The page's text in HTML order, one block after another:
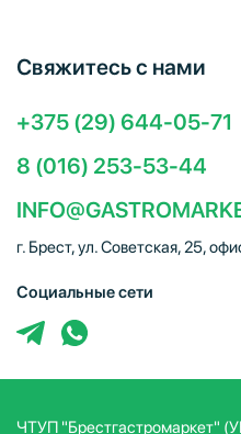
Свяжитесь с нами
+375 (29) 644-05-71
8 (016) 253-53-44
г. Брест, ул. Советская, 25,
Социальные сети
ЧТУП "Брестгастромаркет"